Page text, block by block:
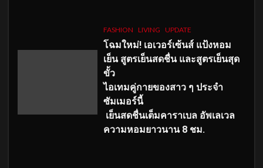
FASHION LIVING UPDATE
โฉมใหม่! เอเวอร์เซ้นส์ แป้งหอม
เย็น สูตรเย็นสดชื่น และสูตรเย็นสุด
ขั้ว
ไอเทมคู่กายของสาว ๆ ประจำ
ซัมเมอร์นี้
เย็นสดชื่นเต็มคาราเบล อัพเลเวล
ความหอมยาวนาน 8 ชม.